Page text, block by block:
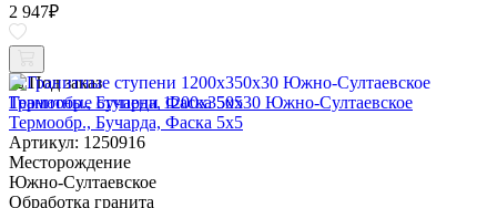
2 947₽
Под заказ
Гранитные ступени 1200x350x30 Южно-Султаевское
Термообр., Бучарда, Фаска 5x5
Артикул: 1250916
Месторождение
Южно-Султаевское
Обработка гранита